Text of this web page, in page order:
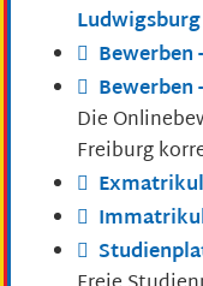
Ludwigsburg
Bewerben
Die
Freiburg